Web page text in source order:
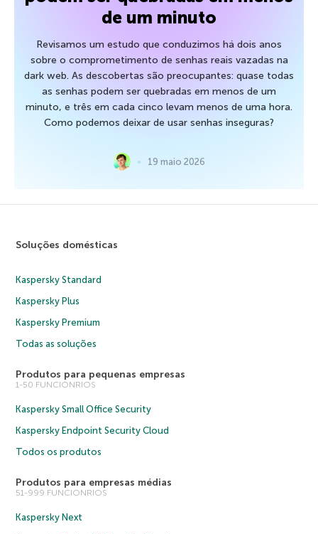
de um minuto
Revisamos um estudo que conduzimos há dois anos
sobre o comprometimento de senhas reais vazadas na
dark web. As descobertas são preocupantes: quase todas
as senhas podem ser quebradas em menos de um
minuto, e três em cada cinco levam menos de uma hora.
Como podemos deixar de usar senhas inseguras?
19 maio 2026
Soluções domésticas
Kaspersky Standard
Kaspersky Plus
Kaspersky Premium
Todas as soluções
Produtos para pequenas empresas
1-50 FUNCIONRIOS
Kaspersky Small Office Security
Kaspersky Endpoint Security Cloud
Todos os produtos
Produtos para empresas médias
51-999 FUNCIONRIOS
Kaspersky Next